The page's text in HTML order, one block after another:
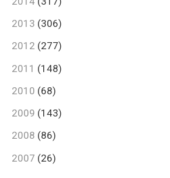
2013 (306)
2012 (277)
2011 (148)
2010 (68)
2009 (143)
2008 (86)
2007 (26)